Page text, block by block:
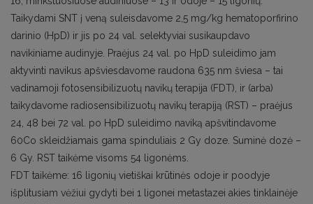
Taikydami SNT į veną suleisdavome 2,5 mg/kg hematoporfirino
darinio (HpD) ir jis po 24 val. selektyviai susikaupdavo
navikiniame audinyje. Praėjus 24 val. po HpD suleidimo jam
aktyvinti navikus apšviesdavome raudona 635 nm šviesa – tai
vadinamoji fotosensibilizuotų navikų terapija (FDT), ir (arba)
taikydavome radiosensibilizuotų navikų terapiją (RST) – praėjus
24, 48 bei 72 val. po HpD suleidimo naviką apšvitindavome
60Co skleidžiamais gama spinduliais 2 Gy doze. Suminė dozė –
6 Gy. RST taikėme visoms 54 ligonėms.
FDT taikėme: 16 ligonių vietiškai krūtinės odoje ir poodyje
išplitusiam vėžiui gydyti bei 1 ligonei metastazei akies tinklainėje